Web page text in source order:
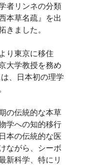
者リンネの分類
本草名疏』を出
きました。
り東京に移住
大学教授を務め
、日本初の理学
の伝統的な本草
学への知的移行
本の伝統的な医
ながら、シーボ
新科学、特にリ